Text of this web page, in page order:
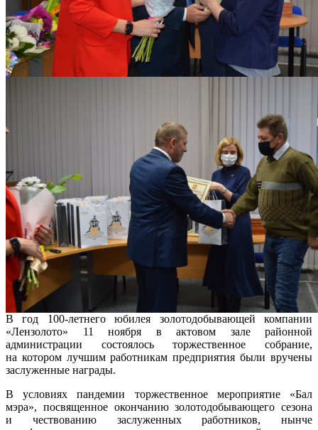
В год 100-летнего юбилея золотодобывающей компании
«Лензолото» 11 ноября в актовом зале районной
администрации состоялось торжественное собрание,
на котором лучшим работникам предприятия были вручены
заслуженные награды.
В условиях пандемии торжественное мероприятие «Бал
мэра», посвященное окончанию золотодобывающего сезона
и чествованию заслуженных работников, нынче